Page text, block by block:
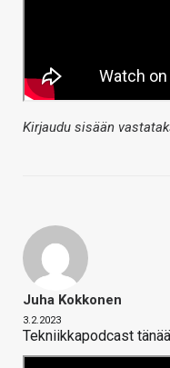
Kirjaudu sisään
Juha Kokkonen
3.2.2023
Tekniikkapodcast